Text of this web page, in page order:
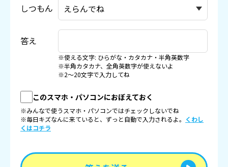
しつもん
答え
※使える文字: ひらがな・カタカナ・半角英数字
※半角カタカナ、全角英数字が使えないよ
※2〜20文字で入力してね
このスマホ・パソコンにおぼえておく
※みんなで使うスマホ・パソコンではチェックしないでね
※毎日キズなんに来ていると、ずっと自動で入力されるよ。 くわし
くはコチラ